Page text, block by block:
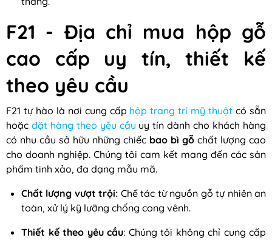
F21 - Địa chỉ mua hộp gỗ
cao cấp uy tín, thiết kế
theo yêu cầu
F21 tự hào là nơi cung cấp hộp trang trí mỹ thuật có sẵn
hoặc đặt hàng theo yêu cầu uy tín dành cho khách hàng
có nhu cầu sở hữu những chiếc bao bì gỗ chất lượng cao
cho doanh nghiệp. Chúng tôi cam kết mang đến các sản
phẩm tinh xảo, đa dạng mẫu mã.
Chất lượng vượt trội: Chế tác từ nguồn gỗ tự nhiên an
toàn, xử lý kỹ lưỡng chống cong vênh.
Thiết kế theo yêu cầu: Chúng tôi không chỉ cung cấp